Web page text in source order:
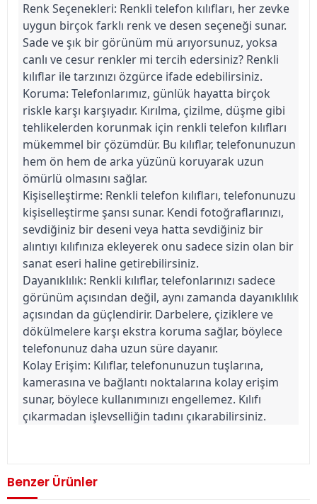
Renk Seçenekleri: Renkli telefon kılıfları, her zevke
uygun birçok farklı renk ve desen seçeneği sunar.
Sade ve şık bir görünüm mü arıyorsunuz, yoksa
canlı ve cesur renkler mi tercih edersiniz? Renkli
kılıflar ile tarzınızı özgürce ifade edebilirsiniz.
Koruma: Telefonlarımız, günlük hayatta birçok
riskle karşı karşıyadır. Kırılma, çizilme, düşme gibi
tehlikelerden korunmak için renkli telefon kılıfları
mükemmel bir çözümdür. Bu kılıflar, telefonunuzun
hem ön hem de arka yüzünü koruyarak uzun
ömürlü olmasını sağlar.
Kişiselleştirme: Renkli telefon kılıfları, telefonunuzu
kişiselleştirme şansı sunar. Kendi fotoğraflarınızı,
sevdiğiniz bir deseni veya hatta sevdiğiniz bir
alıntıyı kılıfınıza ekleyerek onu sadece sizin olan bir
sanat eseri haline getirebilirsiniz.
Dayanıklılık: Renkli kılıflar, telefonlarınızı sadece
görünüm açısından değil, aynı zamanda dayanıklılık
açısından da güçlendirir. Darbelere, çiziklere ve
dökülmelere karşı ekstra koruma sağlar, böylece
telefonunuz daha uzun süre dayanır.
Kolay Erişim: Kılıflar, telefonunuzun tuşlarına,
kamerasına ve bağlantı noktalarına kolay erişim
sunar, böylece kullanımınızı engellemez. Kılıfı
çıkarmadan işlevselliğin tadını çıkarabilirsiniz.
Benzer Ürünler